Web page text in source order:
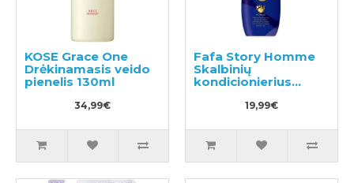
KOSE Grace One
Drėkinamasis veido
pienelis 130ml
34,99€
Fafa Story Homme
Skalbinių
kondicionierius
19,99€